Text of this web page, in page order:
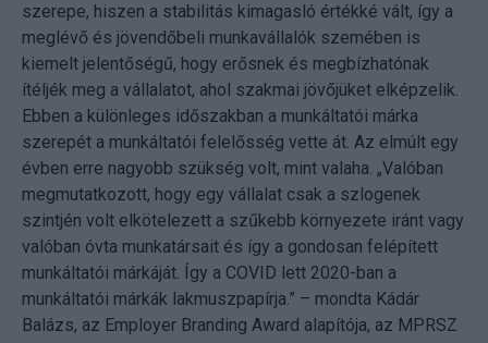
szerepe, hiszen a stabilitás kimagasló értékké vált, így a
meglévő és jövendőbeli munkavállalók szemében is
kiemelt jelentőségű, hogy erősnek és megbízhatónak
ítéljék meg a vállalatot, ahol szakmai jövőjüket elképzelik.
Ebben a különleges időszakban a munkáltatói márka
szerepét a munkáltatói felelősség vette át. Az elmúlt egy
évben erre nagyobb szükség volt, mint valaha. „Valóban
megmutatkozott, hogy egy vállalat csak a szlogenek
szintjén volt elkötelezett a szűkebb környezete iránt vagy
valóban óvta munkatársait és így a gondosan felépített
munkáltatói márkáját. Így a COVID lett 2020-ban a
munkáltatói márkák lakmuszpapírja.” – mondta Kádár
Balázs, az Employer Branding Award alapítója, az MPRSZ